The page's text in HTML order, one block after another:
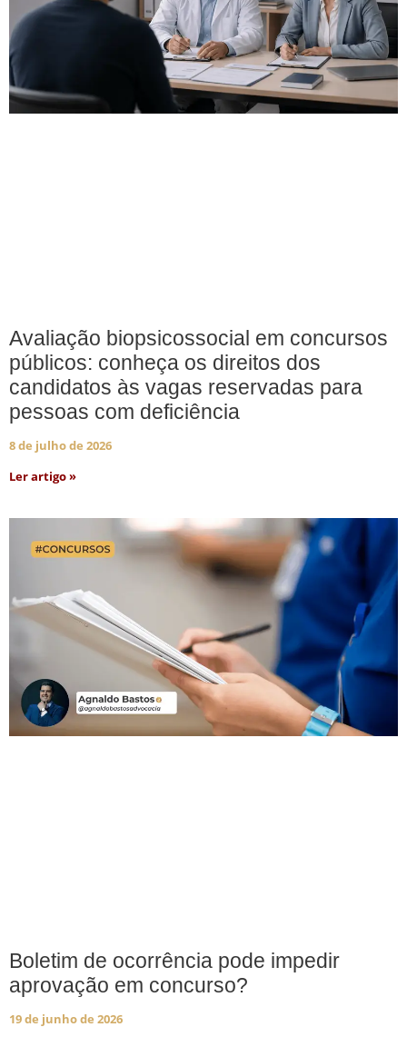
Avaliação biopsicossocial em concursos
públicos: conheça os direitos dos
candidatos às vagas reservadas para
pessoas com deficiência
8 de julho de 2026
Ler artigo »
Boletim de ocorrência pode impedir
aprovação em concurso?
19 de junho de 2026